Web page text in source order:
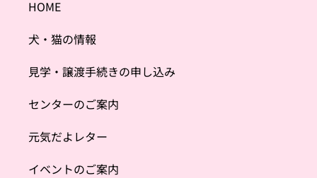
HOME
犬・猫の情報
見学・譲渡手続きの申し込み
センターのご案内
元気だよレター
イベントのご案内